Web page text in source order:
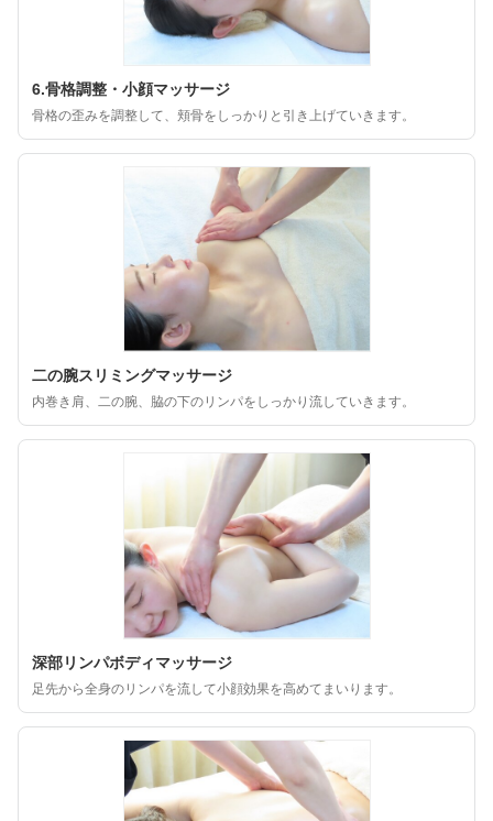
6.骨格調整・小顔マッサージ
骨格の歪みを調整して、頬骨をしっかりと引き上げていきます。
二の腕スリミングマッサージ
内巻き肩、二の腕、脇の下のリンパをしっかり流していきます。
深部リンパボディマッサージ
足先から全身のリンパを流して小顔効果を高めてまいります。